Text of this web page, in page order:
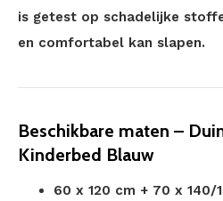
is getest op schadelijke
en comfortabel kan slapen.
Beschikbare maten –
Kinderbed Blauw
60 x 120 cm + 70 x 140/